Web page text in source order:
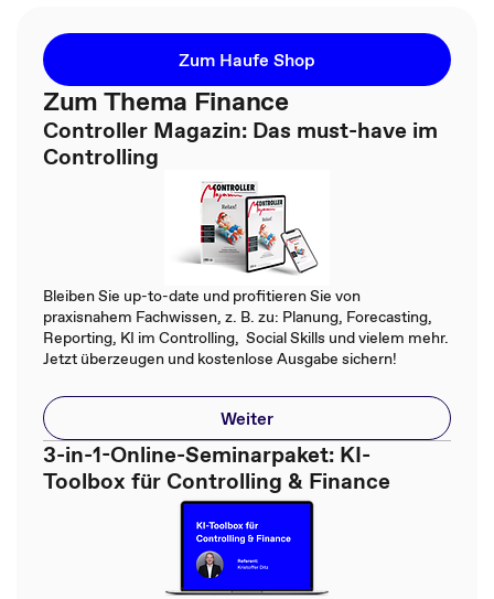
Zum Haufe Shop
Zum Thema Finance
Controller Magazin: Das must-have im
Controlling
Bleiben Sie up-to-date und profitieren Sie von
praxisnahem Fachwissen, z. B. zu: Planung, Forecasting,
Reporting, KI im Controlling, Social Skills und vielem mehr.
Jetzt überzeugen und kostenlose Ausgabe sichern!
Weiter
3-in-1-Online-Seminarpaket: KI-
Toolbox für Controlling & Finance